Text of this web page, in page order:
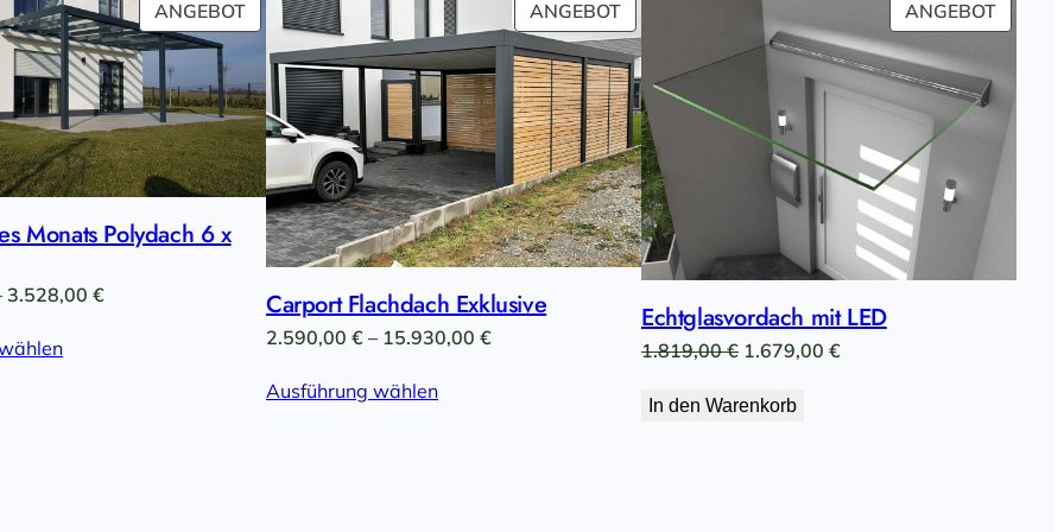
ANGEBOTPRODUKT
IM
ANGEBOT
Monats Polydach 6 x
3.528,00 €Preisspanne:
ANGEBOTPRODUKT
IM
ANGEBOT
Carport Flachdach Exklusive
2.590,00 € – 15.930,00 €Preisspanne:
Ausführung wählen
ANGEBOT
IM
Echtglasvordach mit LED
1.819,00€ Ursprünglicher
war:
1.679,00 €Aktueller
In den Warenkorb